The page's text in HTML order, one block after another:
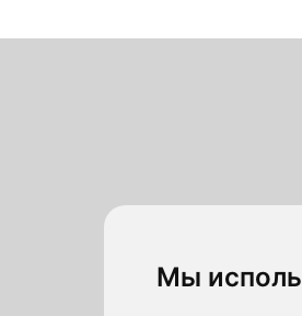
Мы